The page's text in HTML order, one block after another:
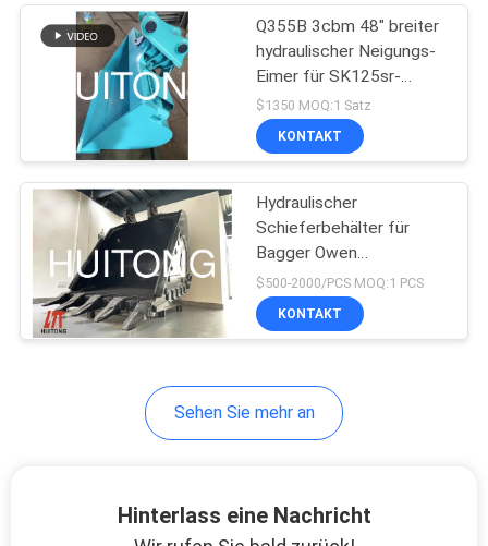
Q355B 3cbm 48" breiter
hydraulischer Neigungs-
Eimer für SK125sr-
Bagger
$1350 MOQ:1 Satz
KONTAKT
Hydraulischer
Schieferbehälter für
Bagger Owen
Schieferbehälter
$500-2000/PCS MOQ:1 PCS
KONTAKT
Sehen Sie mehr an
Hinterlass eine Nachricht